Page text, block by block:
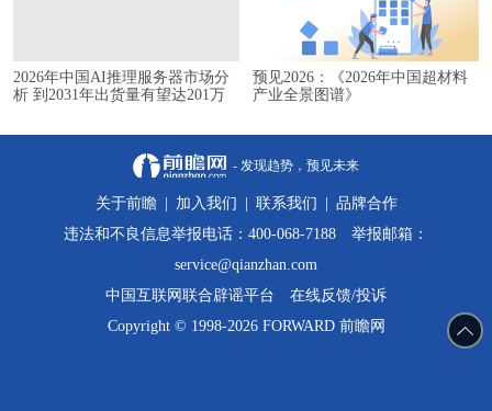
2026年中国AI推理服务器市场分
析 到2031年出货量有望达201万
预见2026：《2026年中国超材料
产业全景图谱》
- 发现趋势，预见未来
关于前瞻 加入我们 联系我们
品牌合作
违法和不良信息举报电话：400-068-7188 举报邮箱：
service@qianzhan.com
中国互联网联合辟谣平台
在线反馈/投诉
Copyright © 1998-2026 FORWARD 前瞻网